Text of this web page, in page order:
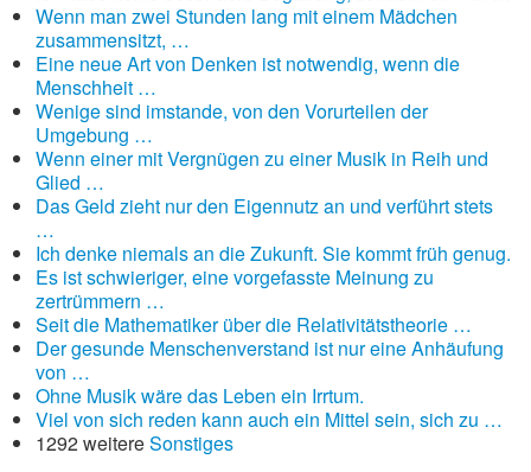
Wenn man zwei Stunden lang mit einem Mädchen
zusammensitzt, …
Eine neue Art von Denken ist notwendig, wenn die
Menschheit …
Wenige sind imstande, von den Vorurteilen der
Umgebung …
Wenn einer mit Vergnügen zu einer Musik in Reih und
Glied …
Das Geld zieht nur den Eigennutz an und verführt stets
…
Ich denke niemals an die Zukunft. Sie kommt früh genug.
Es ist schwieriger, eine vorgefasste Meinung zu
zertrümmern …
Seit die Mathematiker über die Relativitätstheorie …
Der gesunde Menschenverstand ist nur eine Anhäufung
von …
Ohne Musik wäre das Leben ein Irrtum.
Viel von sich reden kann auch ein Mittel sein, sich zu …
1292 weitereSonstiges